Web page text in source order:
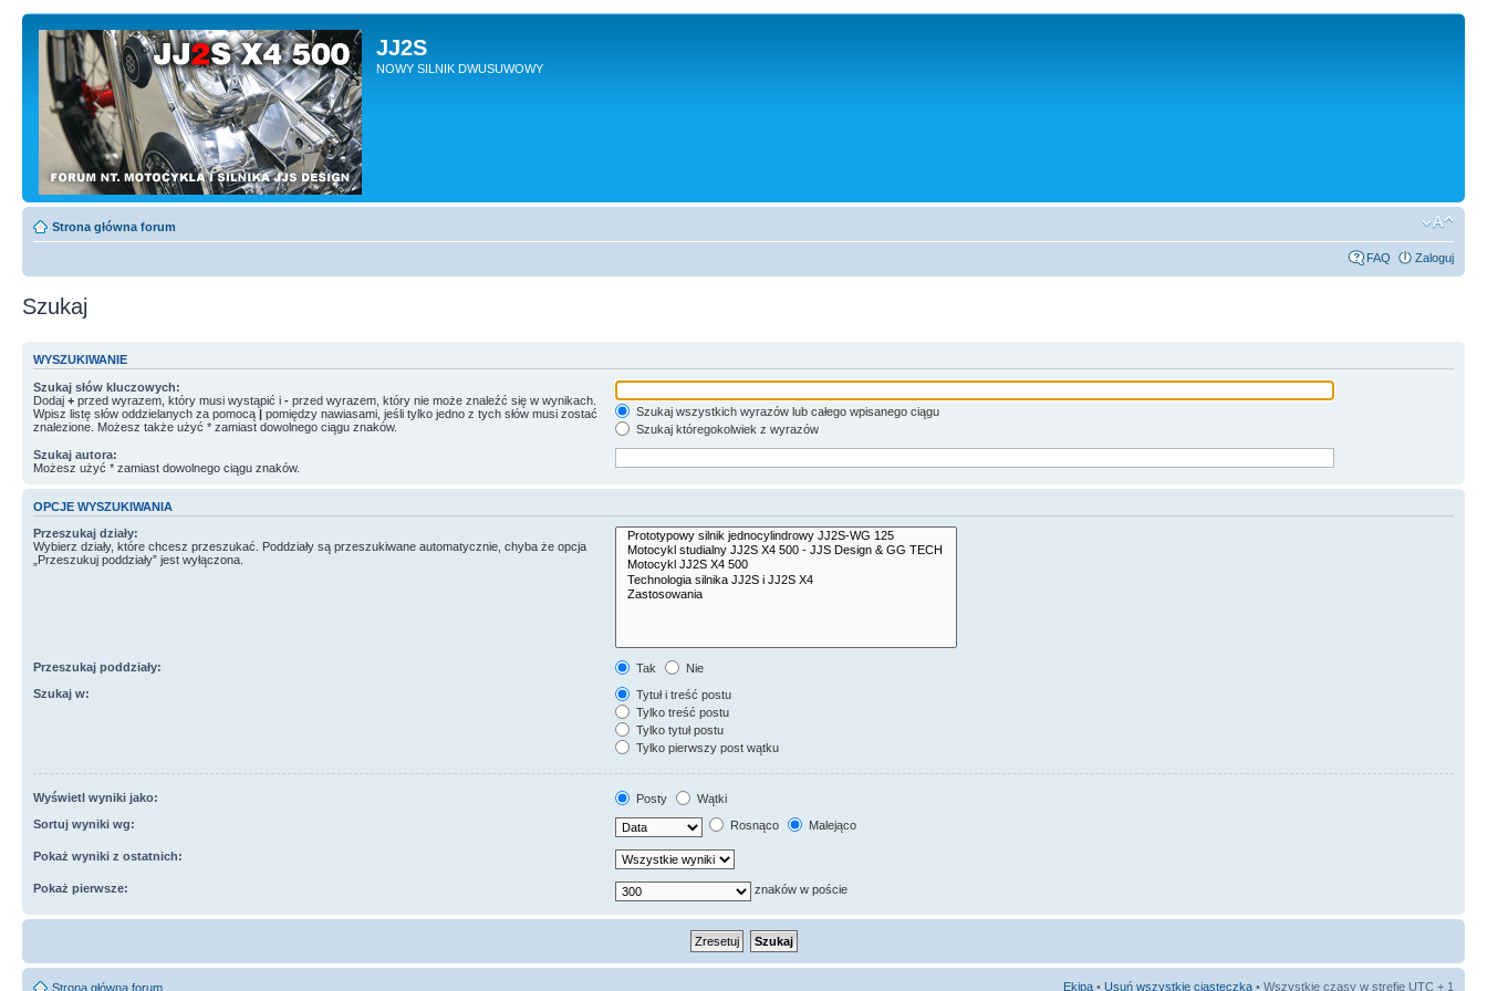
JJ2S
NOWY SILNIK DWUSUWOWY
Strona główna forum
FAQ Zaloguj
Szukaj
WYSZUKIWANIE
Szukaj słów kluczowych:
Dodaj + przed wyrazem, który musi wystąpić i - przed wyrazem, który nie może znaleźć się w wynikach.
Wpisz listę słów oddzielanych za pomocą | pomiędzy nawiasami, jeśli tylko jedno z tych słów musi zostać
znalezione. Możesz także użyć * zamiast dowolnego ciągu znaków.
Szukaj wszystkich wyrazów lub całego wpisanego ciągu
Szukaj któregokolwiek z wyrazów
Szukaj autora:
Możesz użyć * zamiast dowolnego ciągu znaków.
OPCJE WYSZUKIWANIA
Przeszukaj działy:
Wybierz działy, które chcesz przeszukać. Poddziały są przeszukiwane automatycznie, chyba że opcja
„Przeszukuj poddziały” jest wyłączona.
Przeszukaj poddziały: Tak
Nie
Szukaj w:
Tytuł i treść postu
Tylko treść postu
Tylko tytuł postu
Tylko pierwszy post wątku
Wyświetl wyniki jako: Posty
Wątki
Sortuj wyniki wg:
Rosnąco Malejąco
Pokaż wyniki z ostatnich:
Pokaż pierwsze: znaków w poście
Strona główna forum Ekipa • Usuń wszystkie ciasteczka • Wszystkie czasy w strefie UTC + 1